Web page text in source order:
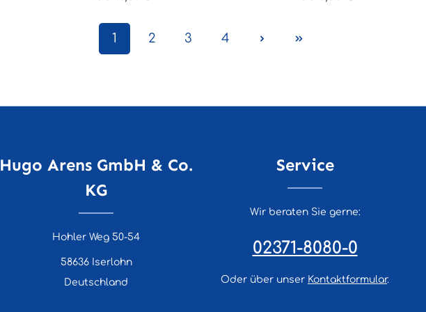
nicht zum Lieferumfang.
Seite
1
Seite
2
Seite
3
Seite
4
Hugo Arens GmbH & Co.
KG
Hohler Weg 50-54
58636 Iserlohn
Deutschland
Service
Wir beraten Sie gerne:
02371-8080-0
Oder über unser Kontaktformular.